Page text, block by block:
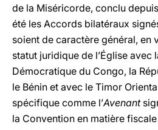
de la Miséricorde, conclu
été les Accords bilatéraux
soient de caractère général, en
statut juridique de l’Église avec
Démocratique du Congo, la
le Bénin et avec le Timor
spécifique comme l’Avenant
la Convention en matière